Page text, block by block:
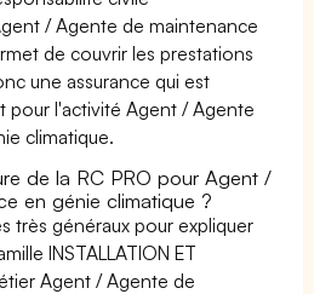
/ Agente de maintenance
de couvrir les prestations
une assurance qui est
pour l'activité Agent / Agente
climatique.
de la RC PRO pour Agent /
en génie climatique ?
très généraux pour expliquer
INSTALLATION ET
Agent / Agente de